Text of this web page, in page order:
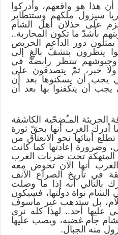
هذا هو واقعهم، وأدركوا
سيزول ملكهم وستتطاير
على خذلان أهل الشام
بأشدّ ما تكون المحاربة..
دور الداعم الحريص
ينظرون بتشفًّ بالغٍ إلى
وجيوشهم تنتظر رابضةً في
ولا خبر، ثمّ يتصدقون على
يجب أن يسكنوها بعد أن
يجب أن يتكفنوا بها بعد أن
الجريئة المـُضحّية الكاشفة
أدرك الغرب أنها بحقّ ثورة
أبنائها نحو الانعتاق من
وضرورة إعادتها كما كانت
المنهكة تحت ضربات الغرب
أنها الآن تخوض معه
في تاريخ الصراع الآنف
بالتالي أنه إذا ما وصلت
الشام نواة دولتها، فسيكون
بل ستذهب غير مأسوف
عليها أحد.. لهذا كله نرى
جام غضبه، ويصب عليها
منه الجبال.